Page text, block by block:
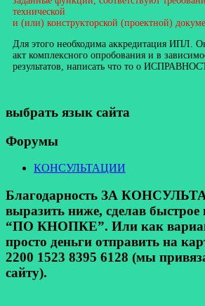
технической
и (или) конструкторской (проектной)
Для этого необходима аккредитация ИПЛ.
акт комплексного опробования и в
результатов, написать что то о
выбрать язык сайта
Форумы
КОНСУЛЬТАЦИИ
Благодарность ЗА
выразить ниже, сделав быстрое
“ПО КНОПКЕ”. Или как
просто деньги отправить на
2200 1523 8395 6128 (мы
сайту).